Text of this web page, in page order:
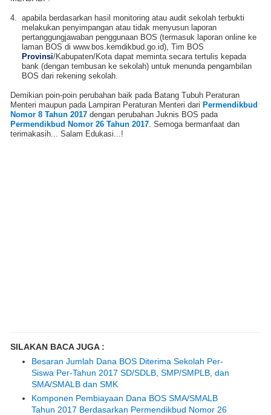
4. apabila berdasarkan hasil monitoring atau audit sekolah terbukti
melakukan penyimpangan atau tidak menyusun laporan
pertanggungjawaban penggunaan BOS (termasuk laporan online ke
laman BOS di www.bos.kemdikbud.go.id), Tim BOS
Provinsi/Kabupaten/Kota dapat meminta secara tertulis kepada
bank (dengan tembusan ke sekolah) untuk menunda pengambilan
BOS dari rekening sekolah.
Demikian poin-poin perubahan baik pada Batang Tubuh Peraturan
Menteri maupun pada Lampiran Peraturan Menteri dari Permendikbud
Nomor 8 Tahun 2017 dengan perubahan Juknis BOS pada
Permendikbud Nomor 26 Tahun 2017. Semoga bermanfaat dan
terimakasih... Salam Edukasi...!
SILAKAN BACA JUGA :
Besaran Jumlah Dana BOS Diterima Sekolah Per-
Siswa Per-Tahun 2017 SD/SDLB, SMP/SMPLB, dan
SMA/SMALB dan SMK
Komponen Pembiayaan Dana BOS SMA/SMALB
Tahun 2017 Berdasarkan Permendikbud Nomor 26